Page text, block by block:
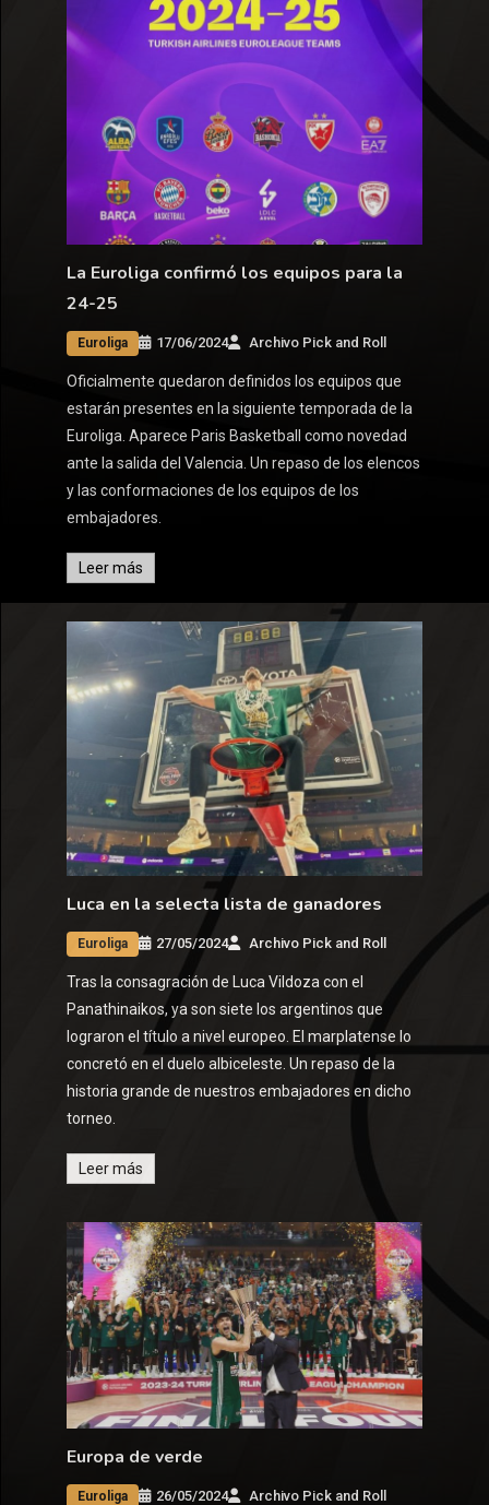
La Euroliga confirmó los equipos para la
24-25
Euroliga 17/06/2024 Archivo Pick and Roll
Oficialmente quedaron definidos los equipos que
estarán presentes en la siguiente temporada de la
Euroliga. Aparece Paris Basketball como novedad
ante la salida del Valencia. Un repaso de los elencos
y las conformaciones de los equipos de los
embajadores.
Leer más
Luca en la selecta lista de ganadores
Euroliga 27/05/2024 Archivo Pick and Roll
Tras la consagración de Luca Vildoza con el
Panathinaikos, ya son siete los argentinos que
lograron el título a nivel europeo. El marplatense lo
concretó en el duelo albiceleste. Un repaso de la
historia grande de nuestros embajadores en dicho
torneo.
Leer más
Europa de verde
Euroliga 26/05/2024 Archivo Pick and Roll